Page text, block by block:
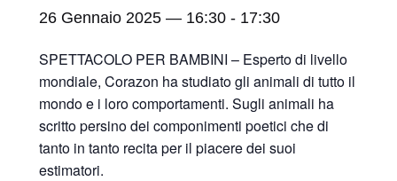
26 Gennaio 2025 — 16:30 - 17:30
SPETTACOLO PER BAMBINI – Esperto di livello
mondiale, Corazon ha studiato gli animali di tutto il
mondo e i loro comportamenti. Sugli animali ha
scritto persino dei componimenti poetici che di
tanto in tanto recita per il piacere dei suoi
estimatori.